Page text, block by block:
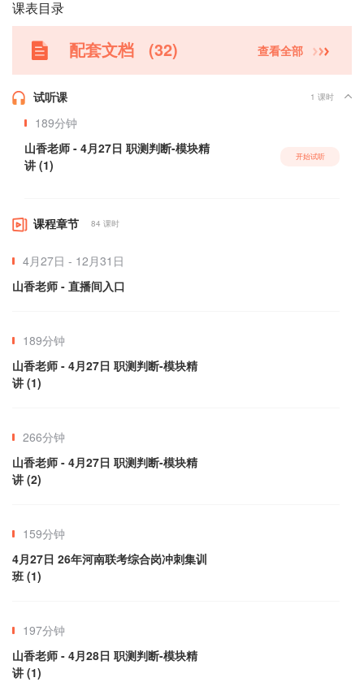
课表目录
配套文档 (32) 查看全部
试听课 1 课时 
189分钟
山香老师 - 4月27日 职测判断-模块精
讲 (1)
开始试听
课程章节 84 课时
4月27日 - 12月31日
山香老师 - 直播间入口
189分钟
山香老师 - 4月27日 职测判断-模块精
讲 (1)
266分钟
山香老师 - 4月27日 职测判断-模块精
讲 (2)
159分钟
4月27日 26年河南联考综合岗冲刺集训
班 (1)
197分钟
山香老师 - 4月28日 职测判断-模块精
讲 (1)